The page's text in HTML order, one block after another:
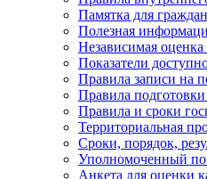
Памятка для
Полезная
Независимая оценка
Показатели
Правила записи на
Правила
Правила и сроки
Территориальная
Сроки, порядок,
Уполномоченный по
Анкета для оценки